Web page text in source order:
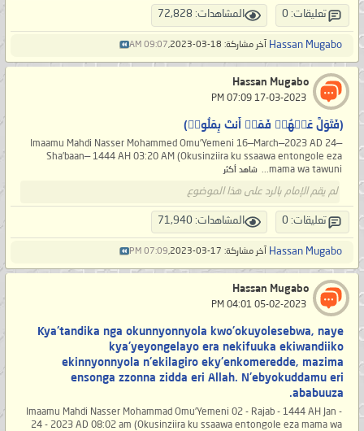
تعليقات: 0 المشاهدات: 72,828
Hassan Mugabo آخر مشاركة: 18-03-2023, 09:07 AM
Hassan Mugabo
(فَتَوَلَّ عَنۡهُمۡ فَمَاۤ أَنتَ بِمَلُومࣲ)
Imaamu Mahdi Nasser Mohammed Omu'Yemeni 16—March—2023 AD 24—
Sha’baan— 1444 AH 03:20 AM (Okusinziira ku ssaawa entongole eza
mama wa tawuni...
شاهد أكثر
لم يقم الإمام بالرد على هذا الموضوع
تعليقات: 0 المشاهدات: 71,940
Hassan Mugabo آخر مشاركة: 17-03-2023, 07:09 PM
Hassan Mugabo
Kya'tandika nga okunnyonnyola kwo'okuyolesebwa, naye
kya'yeyongelayo era nekifuuka ekiwandiiko
ekinnyonnyola n'ekilagiro eky'enkomeredde, mazima
ensonga zzonna zidda eri Allah. N'ebyokuddamu eri
ababuuza.
Imaamu Mahdi Nasser Mohammad Omu'Yemeni 02 - Rajab - 1444 AH Jan -
24 - 2023 AD 08:02 am (Okusinziira ku ssaawa entongole eza mama wa